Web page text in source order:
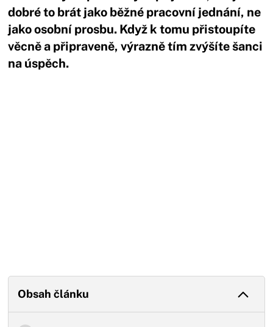
dobré to brát jako běžné pracovní jednání, ne
jako osobní prosbu. Když k tomu přistoupíte
věcně a připraveně, výrazně tím zvýšíte šanci
na úspěch.
Obsah článku